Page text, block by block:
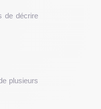
de décrire
plusieurs